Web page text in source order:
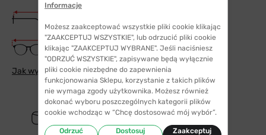
Długość zauszników
150 mm
Szerokość oprawki
142 mm
Jak wybrać odpowiedni rozmiar
Informacje
Możesz zaakceptować wszystkie pliki cookie klikając
"ZAAKCEPTUJ WSZYSTKIE", lub odrzucić pliki cookie
klikając "ZAAKCEPTUJ WYBRANE". Jeśli naciśniesz
"ODRZUĆ WSZYSTKIE", zapisywane będą wyłącznie
pliki cookie niezbędne do zapewnienia
funkcjonowania Sklepu, korzystanie z takich plików
nie wymaga zgody użytkownika. Możesz również
dokonać wyboru poszczególnych kategorii plików
cookie wchodząc w “Chcę dostosować mój wybór”.
Odrzuć
Dostosuj
Zaakceptuj